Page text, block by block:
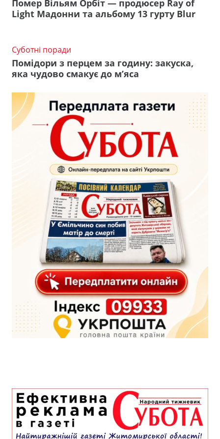
Помер Вільям Орбіт — продюсер Ray of
Light Мадонни та альбому 13 гурту Blur
Суботні поради
Помідори з перцем за годину: закуска,
яка чудово смакує до м’яса